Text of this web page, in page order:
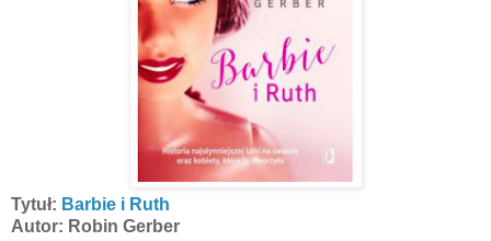
Tytuł: Barbie i Ruth
Autor: Robin Gerber